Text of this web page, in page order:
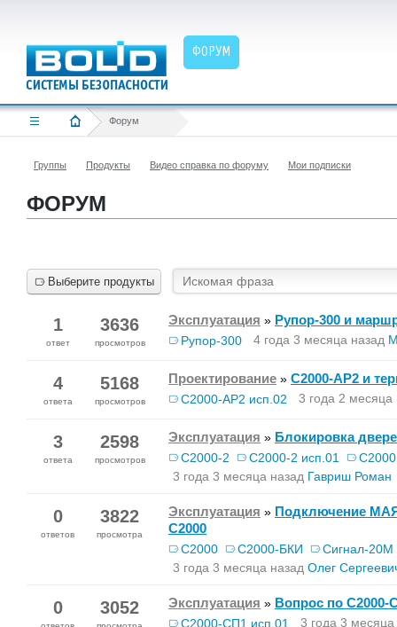
ФОРУМ
Форум
Группы Продукты Видео справка по форуму Мои подписки
ФОРУМ
Выберите продукты
1
ответ
3636
просмотров
Эксплуатация » Рупор-300 и
Рупор-300 4 года 3 месяца назад
4
ответа
5168
просмотров
Проектирование » С2000-АР2 и
С2000-АР2 исп.02 3 года 2 месяца
3
ответа
2598
просмотров
Эксплуатация » Блокировка
С2000-2 С2000-2 исп.01
3 года 3 месяца назад Гавриш Роман
0
ответов
3822
просмотра
Эксплуатация » Подключение
С2000
С2000 С2000-БКИ
Сигнал-20М
3 года 3 месяца назад Олег
0 3052 Эксплуатация » Вопрос по С2000-
С2000-СП1 исп.01 3 года 3 месяца